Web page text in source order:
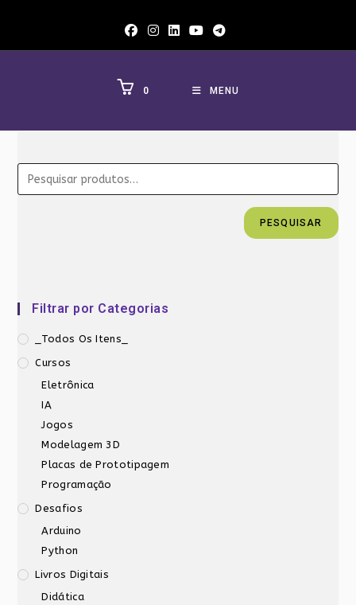
0 MENU
PESQUISAR
Filtrar por Categorias
_Todos Os Itens_
Cursos
Eletrônica
IA
Jogos
Modelagem 3D
Placas de Prototipagem
Programação
Desafios
Arduino
Python
Livros Digitais
Didática